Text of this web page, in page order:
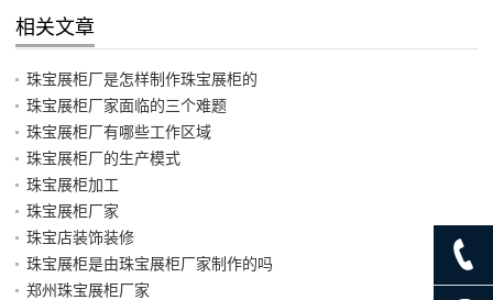
相关文章
珠宝展柜厂是怎样制作珠宝展柜的
珠宝展柜厂家面临的三个难题
珠宝展柜厂有哪些工作区域
珠宝展柜厂的生产模式
珠宝展柜加工
珠宝展柜厂家
珠宝店装饰装修
珠宝展柜是由珠宝展柜厂家制作的吗
郑州珠宝展柜厂家